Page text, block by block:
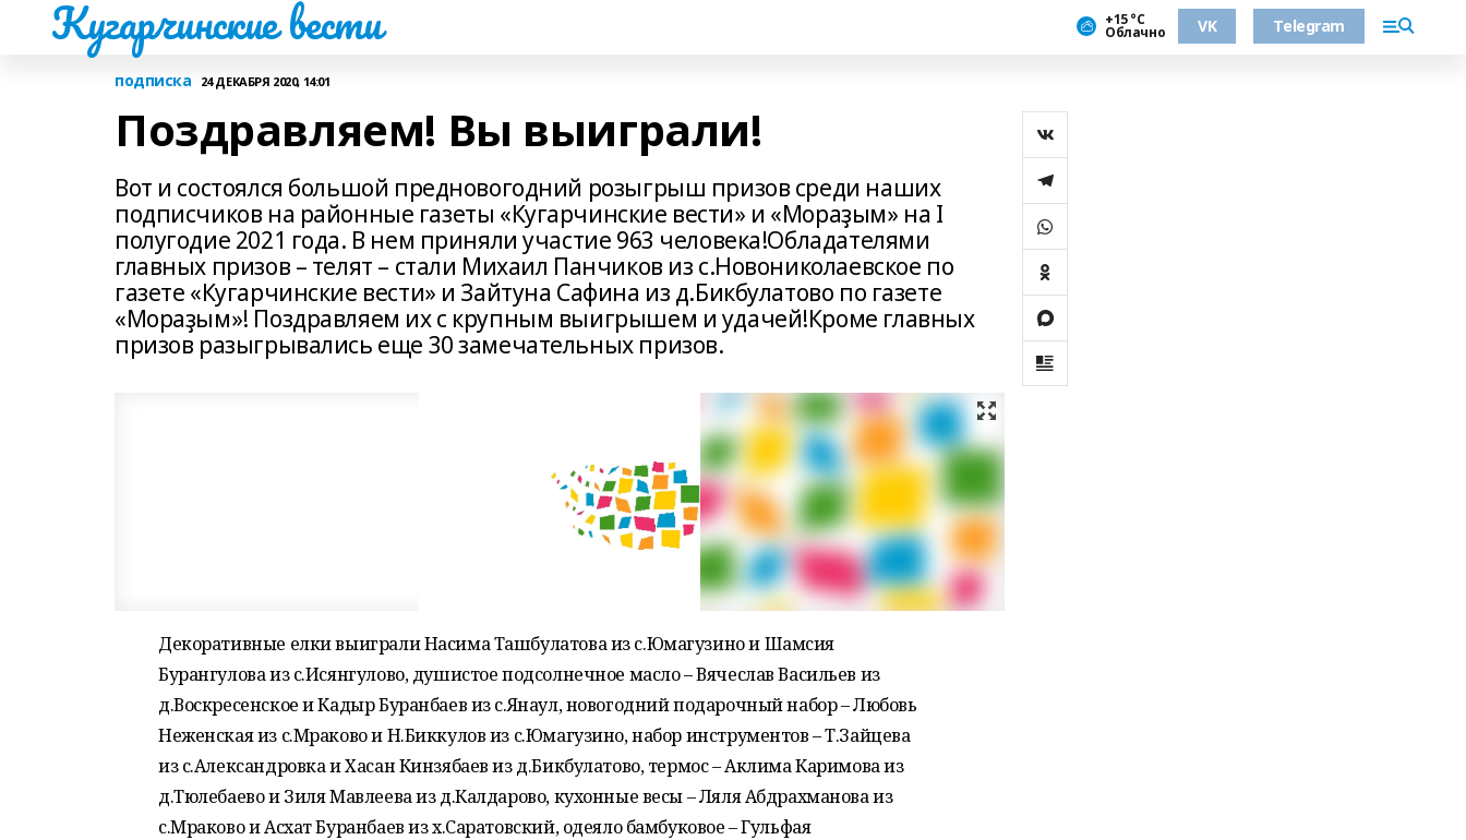
Кугарчинские вести +15 °С
Облачно VK Telegram
подписка 24 ДЕКАБРЯ 2020, 14:01
Поздравляем! Вы выиграли!
Вот и состоялся большой предновогодний розыгрыш призов среди наших
подписчиков на районные газеты «Кугарчинские вести» и «Мораҙым» на I
полугодие 2021 года. В нем приняли участие 963 человека!Обладателями
главных призов – телят – стали Михаил Панчиков из с.Новониколаевское по
газете «Кугарчинские вести» и Зайтуна Сафина из д.Бикбулатово по газете
«Мораҙым»! Поздравляем их с крупным выигрышем и удачей!Кроме главных
призов разыгрывались еще 30 замечательных призов.
Декоративные елки выиграли Насима Ташбулатова из с.Юмагузино и Шамсия
Бурангулова из с.Исянгулово, душистое подсолнечное масло – Вячеслав Васильев из
д.Воскресенское и Кадыр Буранбаев из с.Янаул, новогодний подарочный набор – Любовь
Неженская из с.Мраково и Н.Биккулов из с.Юмагузино, набор инструментов – Т.Зайцева
из с.Александровка и Хасан Кинзябаев из д.Бикбулатово, термос – Аклима Каримова из
д.Тюлебаево и Зиля Мавлеева из д.Калдарово, кухонные весы – Ляля Абдрахманова из
с.Мраково и Асхат Буранбаев из х.Саратовский, одеяло бамбуковое – Гульфая